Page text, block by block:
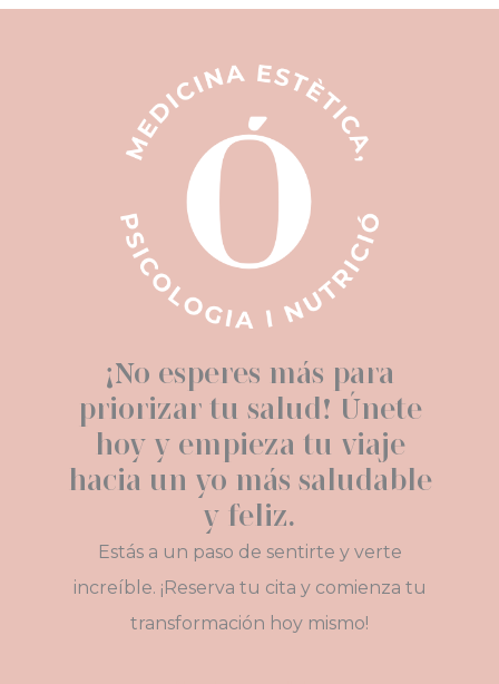
¡No esperes más para
priorizar tu salud! Únete
hoy y empieza tu viaje
hacia un yo más saludable
y feliz.
Estás a un paso de sentirte y verte
increíble. ¡Reserva tu cita y comienza tu
transformación hoy mismo!